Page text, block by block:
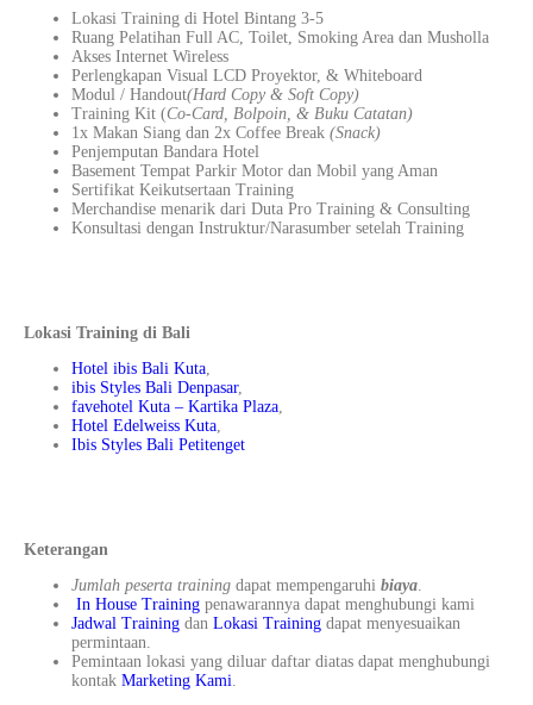
Lokasi Training di Hotel Bintang 3-5
Ruang Pelatihan Full AC, Toilet, Smoking Area dan Musholla
Akses Internet Wireless
Perlengkapan Visual LCD Proyektor, & Whiteboard
Modul / Handout(Hard Copy & Soft Copy)
Training Kit (Co-Card, Bolpoin, & Buku Catatan)
1x Makan Siang dan 2x Coffee Break (Snack)
Penjemputan Bandara Hotel
Basement Tempat Parkir Motor dan Mobil yang Aman
Sertifikat Keikutsertaan Training
Merchandise menarik dari Duta Pro Training & Consulting
Konsultasi dengan Instruktur/Narasumber setelah Training
Lokasi Training di Bali
Hotel ibis Bali Kuta
ibis Styles Bali Denpasar,
favehotel Kuta – Kartika Plaza
Hotel Edelweiss Kuta
Ibis Styles Bali Petitenget
Keterangan
Jumlah peserta training dapat mempengaruhi biaya
In House Training penawarannya dapat menghubungi kami
Jadwal Training dan Lokasi Training dapat menyesuaikan
permintaan.
Pemintaan lokasi yang diluar daftar diatas dapat menghubungi
kontak Marketing Kami